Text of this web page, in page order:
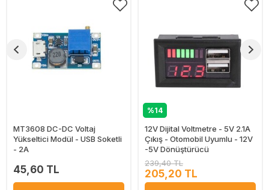
MT3608 DC-DC Voltaj
Yükseltici Modül - USB Soketli
- 2A
45,60 TL
%14
12V Dijital Voltmetre - 5V 2.1A
Çıkış - Otomobil Uyumlu - 12V
-5V Dönüştürücü
239,40 TL
205,20 TL